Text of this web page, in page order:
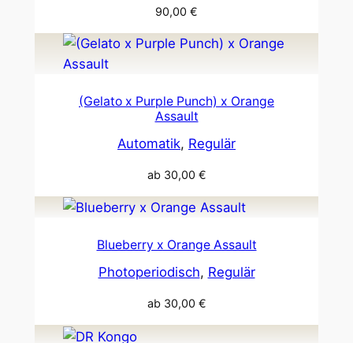
90,00 €
(Gelato x Purple Punch) x Orange
Assault
Automatik, Regulär
ab 30,00 €
Blueberry x Orange Assault
Photoperiodisch, Regulär
ab 30,00 €